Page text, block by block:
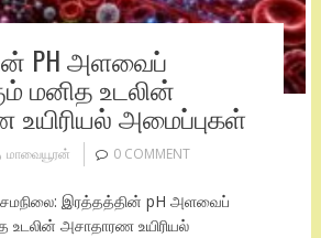
PH அளவைப்
மனித உடலின்
அமைப்புகள்
மாவையூரன் 0 COMMENT
சமநிலை: இரத்தத்தின் pH அளவைப்
உடலின் அசாதாரண உயிரியல்